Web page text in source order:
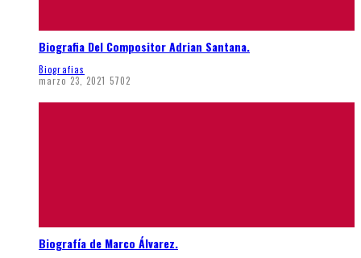
Biografia Del Compositor Adrian Santana.
Biografias
marzo 23, 2021 5702
Biografía de Marco Álvarez.